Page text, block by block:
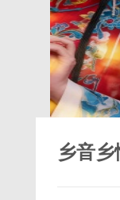
乡音